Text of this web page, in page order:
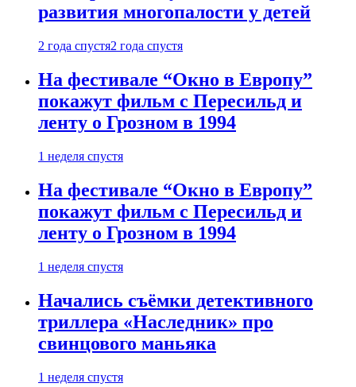
развития многопалости у детей
2 года спустя2 года спустя
На фестивале “Окно в Европу”
покажут фильм с Пересильд и
ленту о Грозном в 1994
1 неделя спустя
На фестивале “Окно в Европу”
покажут фильм с Пересильд и
ленту о Грозном в 1994
1 неделя спустя
Начались съёмки детективного
триллера «Наследник» про
свинцового маньяка
1 неделя спустя